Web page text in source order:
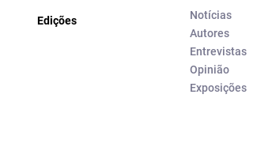
Edições
Notícias
Autores
Entrevistas
Opinião
Exposições